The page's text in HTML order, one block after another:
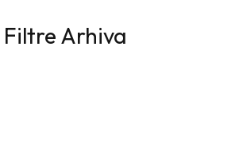
Filtre Arhiva